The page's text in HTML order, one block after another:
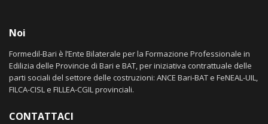
Noi
Formedil-Bari è l’Ente Bilaterale per la Formazione Professionale in
Edilizia delle Provincie di Bari e BAT, per iniziativa contrattuale delle
parti sociali del settore delle costruzioni: ANCE Bari-BAT e FeNEAL-UIL,
FILCA-CISL e FILLEA-CGIL provinciali.
CONTATTACI